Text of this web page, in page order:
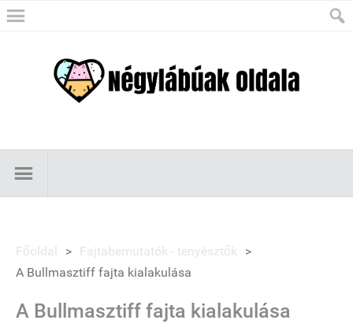
Főoldal > Fajtabemutatók - tenyésztők
>
A Bullmasztiff fajta kialakulása
A Bullmasztiff fajta kialakulása